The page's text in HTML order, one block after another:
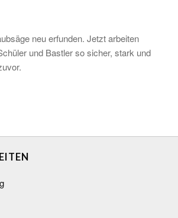
neu erfunden. Jetzt arbeiten
und Bastler so sicher, stark und